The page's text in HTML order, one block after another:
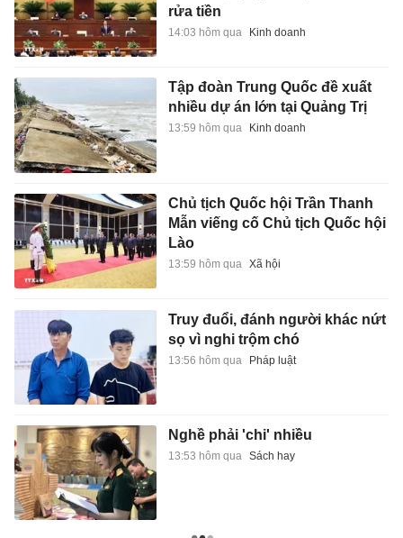
rửa tiền
14:03 hôm qua Kinh doanh
Tập đoàn Trung Quốc đề xuất
nhiều dự án lớn tại Quảng Trị
13:59 hôm qua Kinh doanh
Chủ tịch Quốc hội Trần Thanh
Mẫn viếng cố Chủ tịch Quốc hội
Lào
13:59 hôm qua Xã hội
Truy đuổi, đánh người khác nứt
sọ vì nghi trộm chó
13:56 hôm qua Pháp luật
Nghề phải 'chi' nhiều
13:53 hôm qua Sách hay